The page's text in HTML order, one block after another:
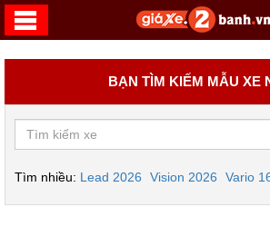
BẠN TÌM KIẾM MẪU XE
Tìm nhiều: Lead 2026 Vision 2026 Vario